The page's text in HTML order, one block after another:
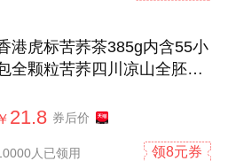
港虎标苦荞茶385g内含55小
全颗粒苦荞四川凉山全胚芽
￥ 21.8 券后价
人已领用 领8元券